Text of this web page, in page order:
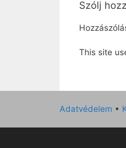
Szólj
This site
Adatvédelem •